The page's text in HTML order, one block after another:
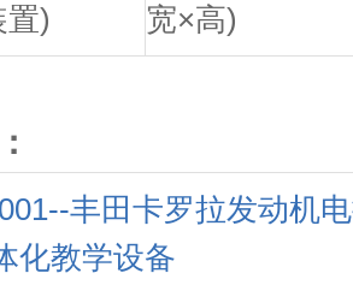
置)
宽×高)
丰田卡罗拉发动机
化教学设备